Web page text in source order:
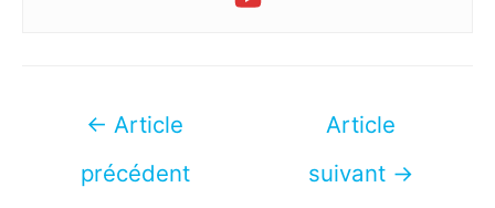
Navigation
l’article
← Article
précédent
Article
suivant →